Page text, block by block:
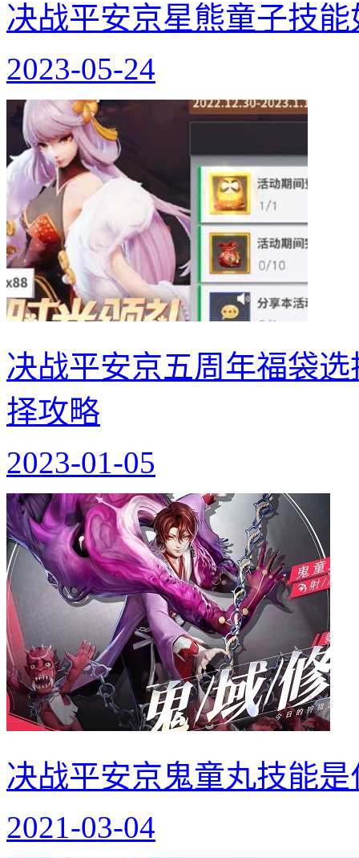
决战平安京星熊童子技
2023-05-24
决战平安京五周年福袋
择攻略
2023-01-05
决战平安京鬼童丸技能
2021-03-04